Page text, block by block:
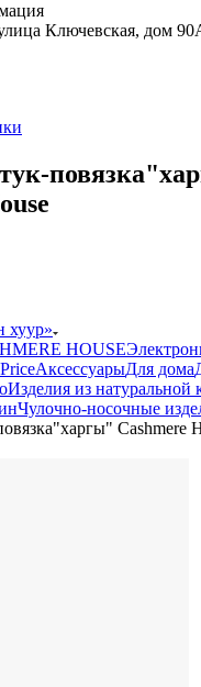
Ключевская, дом
хуур»
HOUSE
АксессуарыДля дома
Изделия из натуральной
Чулочно-носочные
Cashmere